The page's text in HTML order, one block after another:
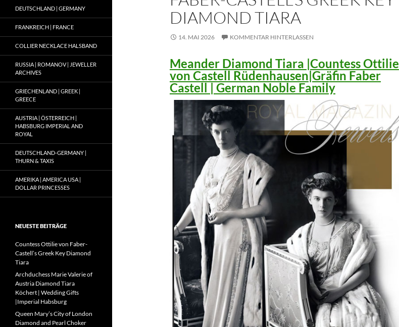
DIAMOND TIARA
14. MAI 2026 KOMMENTAR HINTERLASSEN
Meander Diamond Tiara |Countess Ottilie
von Castell Rüdenhausen|Gräfin Faber
Castell | German Noble Family
DEUTSCHLAND | GERMANY
FRANKREICH | FRANCE
COLLIER NECKLACE HALSBAND
RUSSIA | ROMANOV | JEWELLER
ARCHIVES
GRIECHENLAND | GREEK |
GREECE
AUSTRIA | ÖSTERREICH |
HABSBURG IMPERIAL AND
ROYAL
DEUTSCHLAND-GERMANY |
THURN & TAXIS
AMERIKA | AMERICA USA |
DOLLAR PRINCESSES
NEUESTE BEITRÄGE
Countess Ottilie von Faber-
Castell’s Greek Key Diamond
Tiara
Archduchess Marie Valerie of
Austria Diamond Tiara
Köchert | Wedding Gifts
|Imperial Habsburg
Queen Mary’s City of London
Diamond and Pearl Choker